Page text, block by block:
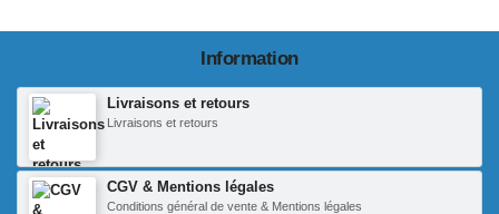
Information
Livraisons et retours
Livraisons et retours
CGV & Mentions légales
Conditions général de vente & Mentions légales